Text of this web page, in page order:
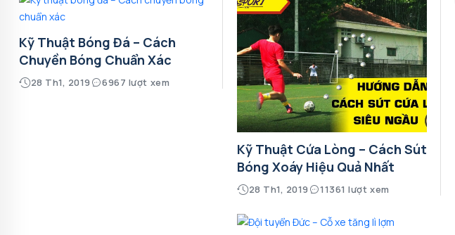
Kỹ Thuật Bóng Đá – Cách
Chuyền Bóng Chuẩn Xác
28 Th1, 2019 6967 lượt xem
Kỹ Thuật Cứa Lòng – Cách Sút
Bóng Xoáy Hiệu Quả Nhất
28 Th1, 2019 11361 lượt xem